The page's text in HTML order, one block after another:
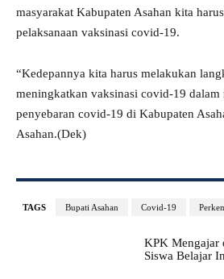
masyarakat Kabupaten Asahan kita
pelaksanaan vaksinasi covid-19.
“Kedepannya kita harus melakukan
meningkatkan vaksinasi covid-19 dalam
penyebaran covid-19 di Kabupaten
Asahan.(Dek)
TAGS Bupati Asahan Covid-19
KPK Mengajar
Siswa Belajar